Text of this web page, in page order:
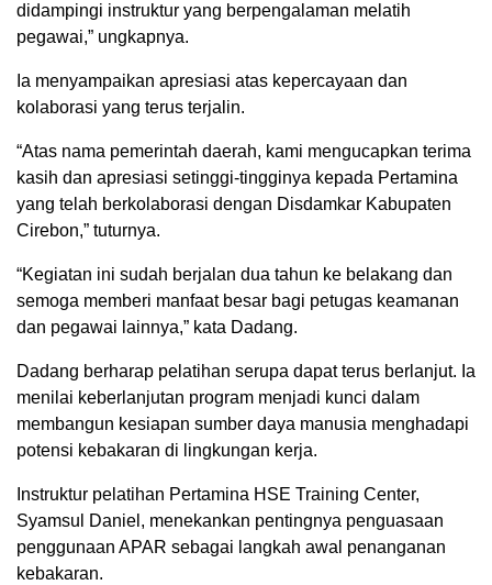
didampingi instruktur yang berpengalaman melatih
pegawai,” ungkapnya.
Ia menyampaikan apresiasi atas kepercayaan dan
kolaborasi yang terus terjalin.
“Atas nama pemerintah daerah, kami mengucapkan terima
kasih dan apresiasi setinggi-tingginya kepada Pertamina
yang telah berkolaborasi dengan Disdamkar Kabupaten
Cirebon,” tuturnya.
“Kegiatan ini sudah berjalan dua tahun ke belakang dan
semoga memberi manfaat besar bagi petugas keamanan
dan pegawai lainnya,” kata Dadang.
Dadang berharap pelatihan serupa dapat terus berlanjut. Ia
menilai keberlanjutan program menjadi kunci dalam
membangun kesiapan sumber daya manusia menghadapi
potensi kebakaran di lingkungan kerja.
Instruktur pelatihan Pertamina HSE Training Center,
Syamsul Daniel, menekankan pentingnya penguasaan
penggunaan APAR sebagai langkah awal penanganan
kebakaran.